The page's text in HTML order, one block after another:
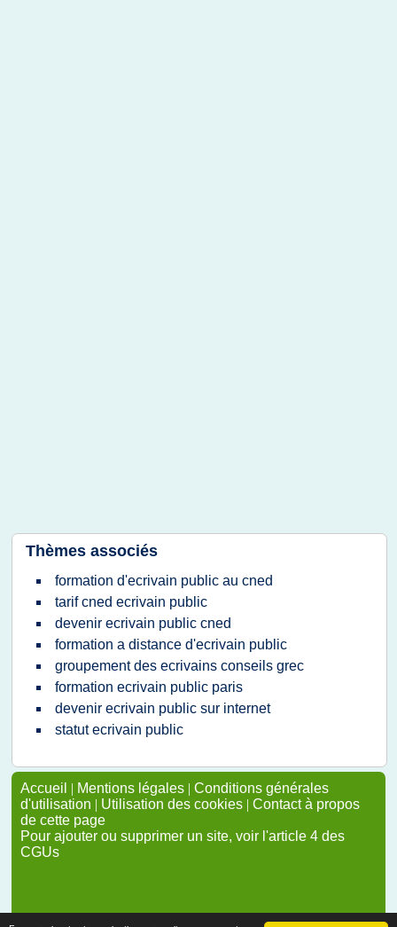
Thèmes associés
formation d'ecrivain public au cned
tarif cned ecrivain public
devenir ecrivain public cned
formation a distance d'ecrivain public
groupement des ecrivains conseils grec
formation ecrivain public paris
devenir ecrivain public sur internet
statut ecrivain public
Accueil | Mentions légales | Conditions générales
d'utilisation | Utilisation des cookies | Contact à propos
de cette page
Pour ajouter ou supprimer un site, voir l'article 4 des
CGUs